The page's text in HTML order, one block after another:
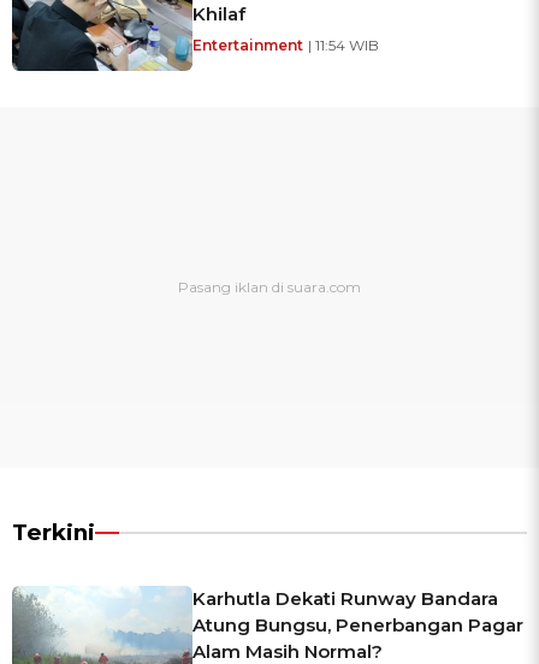
Khilaf
Entertainment | 11:54 WIB
Terkini
Karhutla Dekati Runway Bandara
Atung Bungsu, Penerbangan Pagar
Alam Masih Normal?